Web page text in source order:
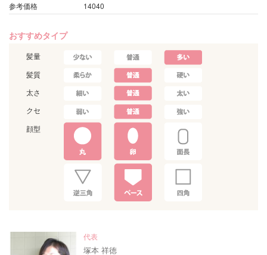
参考価格
14040
おすすめタイプ
髪量
髪質
太さ
クセ
顔型
代表
塚本 祥徳